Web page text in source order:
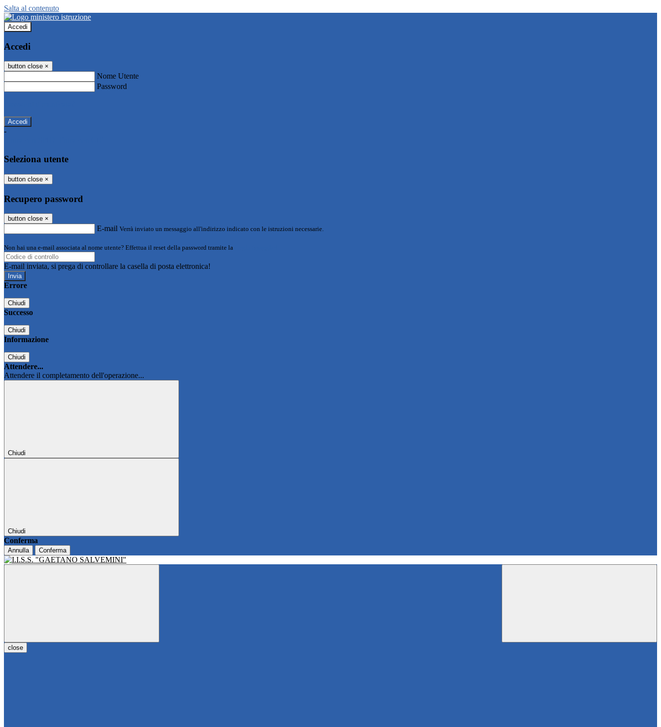
Salta al contenuto
Accedi
Accedi
button close ×
Nome Utente
Password
-
Seleziona utente
button close ×
Recupero password
button close ×
E-mail Verrà inviato un messaggio all'indirizzo indicato con le istruzioni necessarie.
Non hai una e-mail associata al nome utente? Effettua il reset della password tramite la
E-mail inviata, si prega di controllare la casella di posta elettronica!
Errore
Chiudi
Successo
Chiudi
Informazione
Chiudi
Attendere...
Attendere il completamento dell'operazione...
Chiudi
Chiudi
Conferma
Annulla Conferma
close